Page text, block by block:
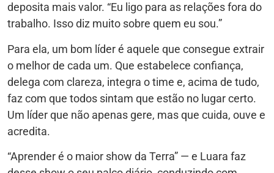
deposita mais valor. “Eu ligo para as relações fora do
trabalho. Isso diz muito sobre quem eu sou.”
Para ela, um bom líder é aquele que consegue extrair
o melhor de cada um. Que estabelece confiança,
delega com clareza, integra o time e, acima de tudo,
faz com que todos sintam que estão no lugar certo.
Um líder que não apenas gere, mas que cuida, ouve e
acredita.
“Aprender é o maior show da Terra” — e Luara faz